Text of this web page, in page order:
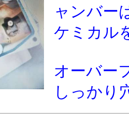
ャンバー
ケミカル
オーバー
しっかり